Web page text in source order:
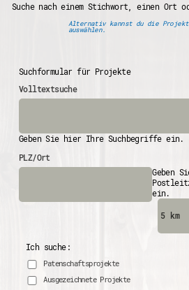
Suche nach einem Stichwort, einen Ort
Alternativ kannst du die
auswählen.
Suchformular für Projekte
Volltextsuche
Geben Sie hier Ihre Suchbegriffe ein.
PLZ/Ort
Geben
ein.
Ich suche:
Patenschaftsprojekte
Ausgezeichnete Projekte